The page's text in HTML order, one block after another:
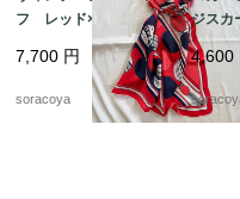
フ レッド×ネイビー
バルーン ドット柄
シルク フランス 19
7,700 円
soracoya
ジス
フレ
4,600